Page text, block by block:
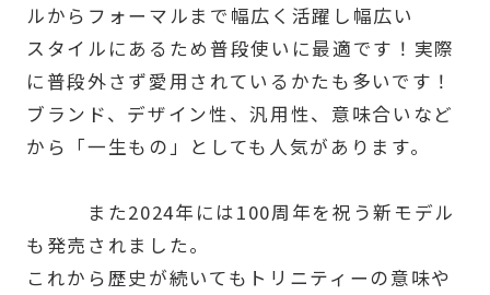
ルからフォーマルまで幅広く活躍し幅広い
スタイルにあるため普段使いに最適です！実際
に普段外さず愛用されているかたも多いです！
ブランド、デザイン性、汎用性、意味合いなど
から「一生もの」としても人気があります。
また2024年には100周年を祝う新モデル
も発売されました。
これから歴史が続いてもトリニティーの意味や